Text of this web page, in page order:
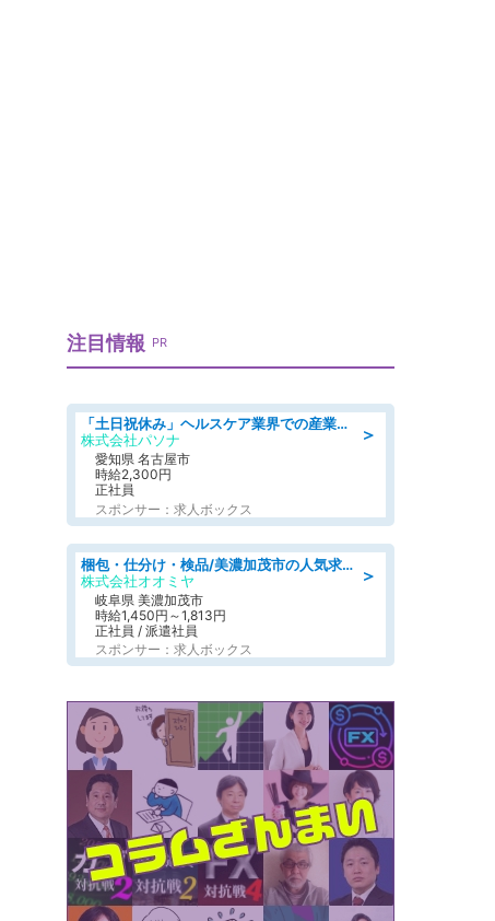
注目情報 PR
＞
「土日祝休み」ヘルスケア業界での産業保健師業務/看護師/高時給/未経験OK/要資格:正看護師
株式会社パソナ
愛知県 名古屋市
時給2,300円
正社員
スポンサー：求人ボックス
＞
梱包・仕分け・検品/美濃加茂市の人気求人仕分け/高時給/長期休暇充実
株式会社オオミヤ
岐阜県 美濃加茂市
時給1,450円～1,813円
正社員 / 派遣社員
スポンサー：求人ボックス